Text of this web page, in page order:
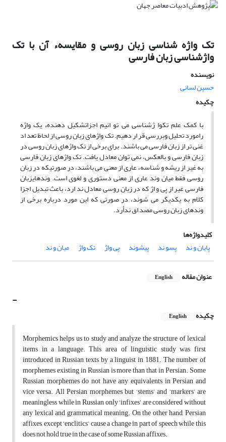
تک واژه شناسی زبان روسی و مقایسهء آن با تک
واژشناسی زبان فارسی
نویسنده
حسین لسانى
چکیده
با کمک علم تکوا ژشناسی می تو انیم اجزاتشکیل دهندهء یک واژه
رامورد تحلیل وبررسی قر ار دهیم. تک واژهای زبان روسی از لحاظ تعد اد
غنی تر از زبان فارسی می باشند. برای برخی از تک واژهای زبان روسی در
زبان فارسی و بالعکس، نمی توان معادل یافت. تک واژهای زبان فارسی
به غیر از ریشه و شناسه، عاری از معنی می باشند، در صورتیکه در زبان
روسی فقط میان وند عاری از معنی دستوری و لغوی است. وندهایزبان
فارسی غیر از پی و اژ که در زبان روسی معادل ند ارد، باعث تبدیل اجزا
کلام به یکدیگر می شوند، در صورتی که این مورد درباره برخی از
وندهای زبان روسی مصد اق ندأرد.
کلیدواژه‌ها
پایان و ند
پسو ند پیشوند پی واژ تک واژ میان و ند
عنوان مقاله English
-
چکیده English
Morphemics helps us to study and analyze the structure of lexical
items in a language. This area of linguistic study was first
introduced in Russian texts by a linguist in 1881. The number of
morphemes existing in Russian is more than that in Persian. Some
Russian morphemes do not have any equivalents in Persian and
vice versa. All Persian morphemes but ‘stems’ and ‘markers’ are
meaningless while in Russian only ‘infixes’ are considered without
any lexical and grammatical meaning. On the other hand, Persian
affixes, except ‘enclitics’ cause a change in part of speech while this
does not hold true in the case of some Russian affixes.